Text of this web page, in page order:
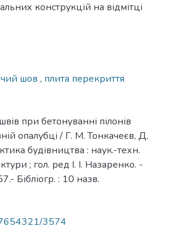
конструкцій на відмітці
шов , плита перекриття
при бетонуванні пілонів
опалубці / Г. М. Тонкачеєв, Д.
будівництва : наук.-техн.
; гол. ред І. І. Назаренко. -
Бібліогр. : 10 назв.
3574